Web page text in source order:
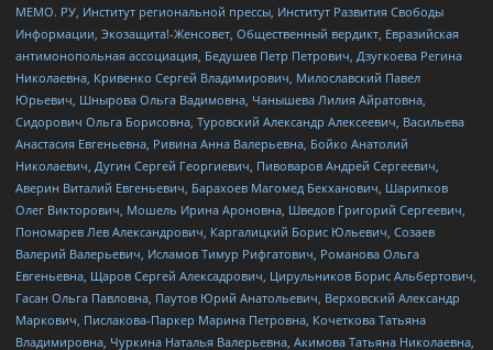
МЕМО. РУ, Институт региональной прессы, Институт Развития Свободы
Информации, Экозащита!-Женсовет, Общественный вердикт, Евразийская
антимонопольная ассоциация, Бедушев Петр Петрович, Дзугкоева Регина
Николаевна, Кривенко Сергей Владимирович, Милославский Павел
Юрьевич, Шнырова Ольга Вадимовна, Чанышева Лилия Айратовна,
Сидорович Ольга Борисовна, Туровский Александр Алексеевич, Васильева
Анастасия Евгеньевна, Ривина Анна Валерьевна, Бойко Анатолий
Николаевич, Дугин Сергей Георгиевич, Пивоваров Андрей Сергеевич,
Аверин Виталий Евгеньевич, Барахоев Магомед Бекханович, Шарипков
Олег Викторович, Мошель Ирина Ароновна, Шведов Григорий Сергеевич,
Пономарев Лев Александрович, Каргалицкий Борис Юльевич, Созаев
Валерий Валерьевич, Исламов Тимур Рифгатович, Романова Ольга
Евгеньевна, Щаров Сергей Алексадрович, Цирульников Борис Альбертович,
Гасан Ольга Павловна, Паутов Юрий Анатольевич, Верховский Александр
Маркович, Пислакова-Паркер Марина Петровна, Кочеткова Татьяна
Владимировна, Чуркина Наталья Валерьевна, Акимова Татьяна Николаевна,